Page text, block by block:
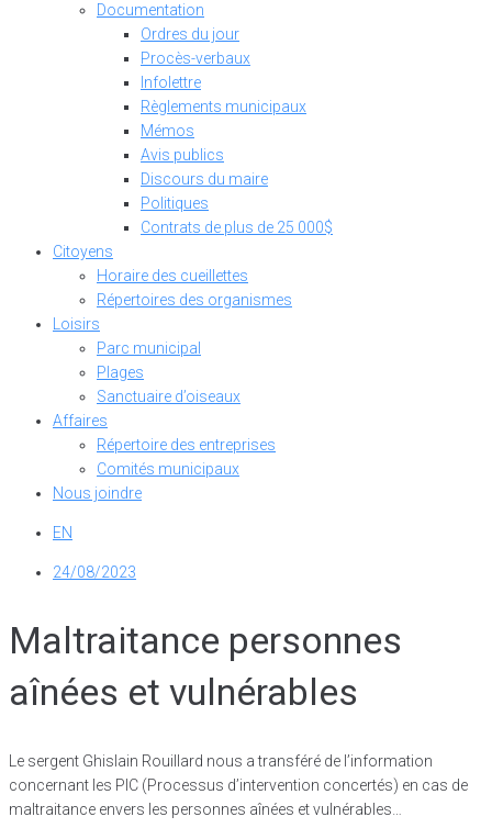
Documentation
Ordres du jour
Procès-verbaux
Infolettre
Règlements municipaux
Mémos
Avis publics
Discours du maire
Politiques
Contrats de plus de 25 000$
Citoyens
Horaire des cueillettes
Répertoires des organismes
Loisirs
Parc municipal
Plages
Sanctuaire d’oiseaux
Affaires
Répertoire des entreprises
Comités municipaux
Nous joindre
EN
24/08/2023
Maltraitance personnes
aînées et vulnérables
Le sergent Ghislain Rouillard nous a transféré de l’information
concernant les PIC (Processus d’intervention concertés) en cas de
maltraitance envers les personnes aînées et vulnérables…